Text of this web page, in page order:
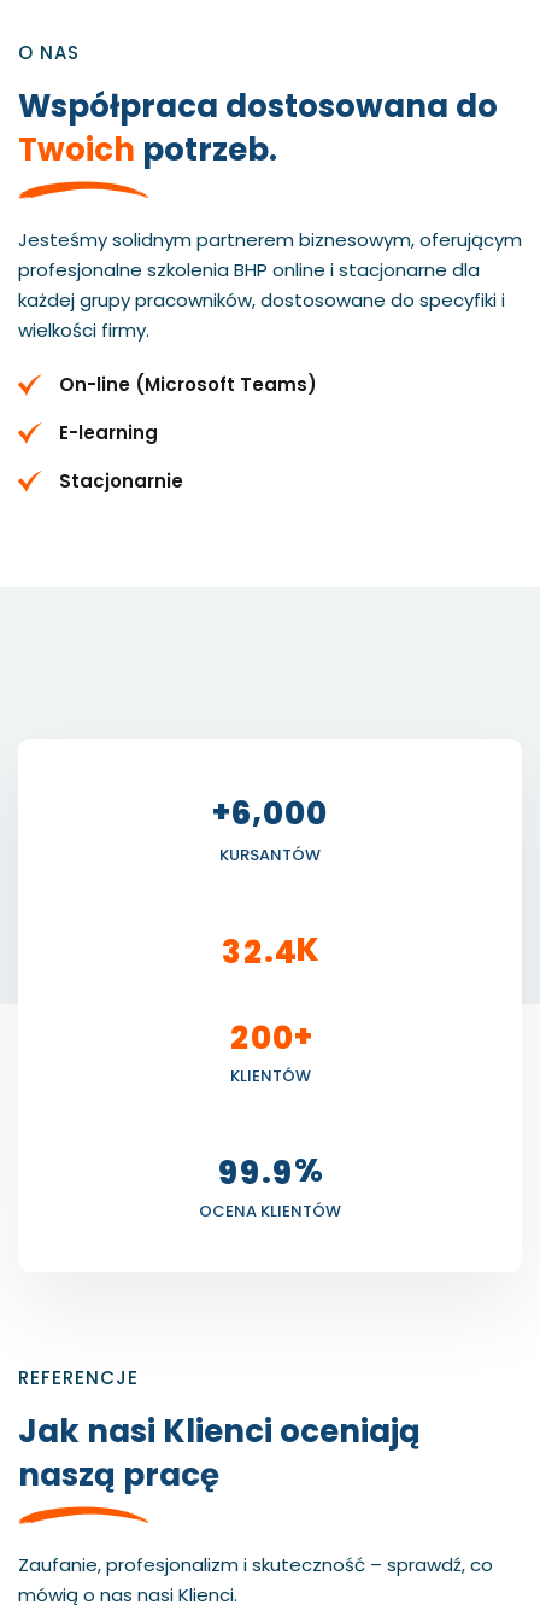
O NAS
Współpraca dostosowana do
Twoich potrzeb.
Jesteśmy solidnym partnerem biznesowym, oferującym
profesjonalne szkolenia BHP online i stacjonarne dla
każdej grupy pracowników, dostosowane do specyfiki i
wielkości firmy.
On-line (Microsoft Teams)
E-learning
Stacjonarnie
+6,000
KURSANTÓW
32.4K
200+
KLIENTÓW
99.9%
OCENA KLIENTÓW
REFERENCJE
Jak nasi Klienci oceniają
naszą pracę
Zaufanie, profesjonalizm i skuteczność – sprawdź, co
mówią o nas nasi Klienci.